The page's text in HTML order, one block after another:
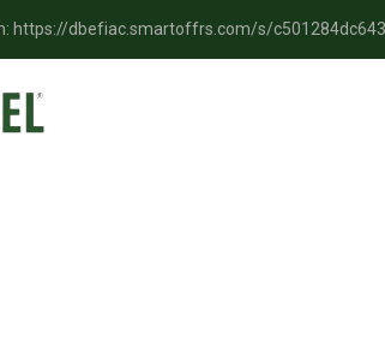
https://dbefiac.smartoffrs.com/s/